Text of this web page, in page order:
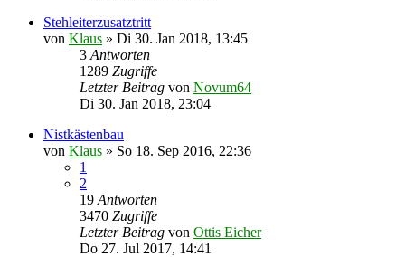
Stehleiterzusatztritt
von Klaus » Di 30. Jan 2018, 13:45
3 Antworten
1289 Zugriffe
Letzter Beitrag von Novum64
Di 30. Jan 2018, 23:04
Nistkästenbau
von Klaus » So 18. Sep 2016, 22:36
1
2
19 Antworten
3470 Zugriffe
Letzter Beitrag von Ottis Eicher
Do 27. Jul 2017, 14:41